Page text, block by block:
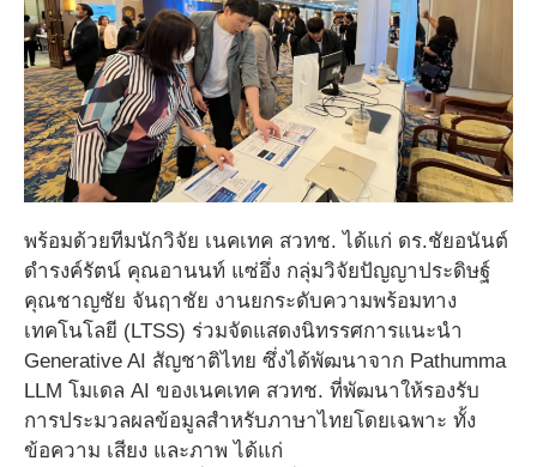
พร้อมด้วยทีมนักวิจัย เนคเทค สวทช. ได้แก่ ดร.ชัยอนันต์
ดำรงค์รัตน์ คุณอานนท์ แซ่อึ่ง กลุ่มวิจัยปัญญาประดิษฐ์
คุณชาญชัย จันฤาชัย งานยกระดับความพร้อมทาง
เทคโนโลยี (LTSS) ร่วมจัดแสดงนิทรรศการแนะนำ
Generative AI สัญชาติไทย ซึ่งได้พัฒนาจาก Pathumma
LLM โมเดล AI ของเนคเทค สวทช. ที่พัฒนาให้รองรับ
การประมวลผลข้อมูลสำหรับภาษาไทยโดยเฉพาะ ทั้ง
ข้อความ เสียง และภาพ ได้แก่